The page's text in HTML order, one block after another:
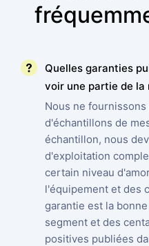
Quelles garanties
voir une partie de la
Nous ne
d'échantillons de
échantillon, nous
d'exploitation
certain niveau
l'équipement et des
garantie est la
segment et des
positives publiées